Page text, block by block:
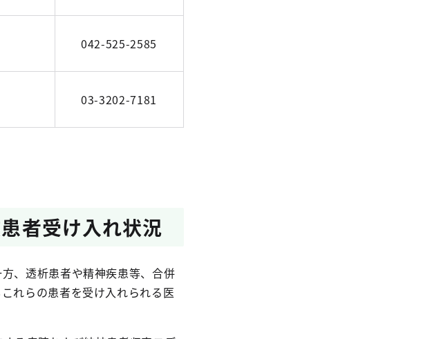
042-525-2585
03-3202-7181
者受け入れ状況
、透析患者や精神疾患等、合併
れらの患者を受け入れられる医